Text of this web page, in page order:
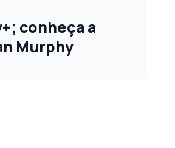
conheça a
Murphy